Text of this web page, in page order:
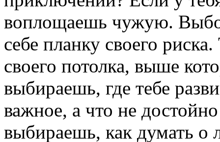
воплощаешь чужую.
себе планку своего
своего потолка, выше
выбираешь, где тебе
важное, а что не
выбираешь, как думать о